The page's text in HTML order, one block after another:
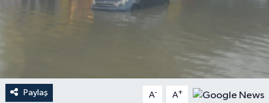
Paylaş A- A+
Haber Kuşakları
Kültür Sanat